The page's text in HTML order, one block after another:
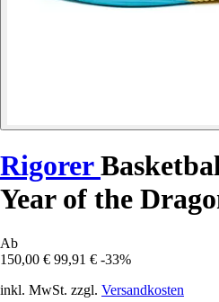
Rigorer
Year of the
Ab
150,00 € 99,91 € -33%
inkl. MwSt. zzgl. Versandkosten